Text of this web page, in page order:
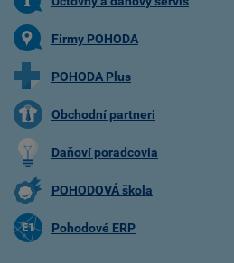
Firmy POHODA
POHODA Plus
Obchodní partneri
Daňoví poradcovia
POHODOVÁ škola
Pohodové ERP